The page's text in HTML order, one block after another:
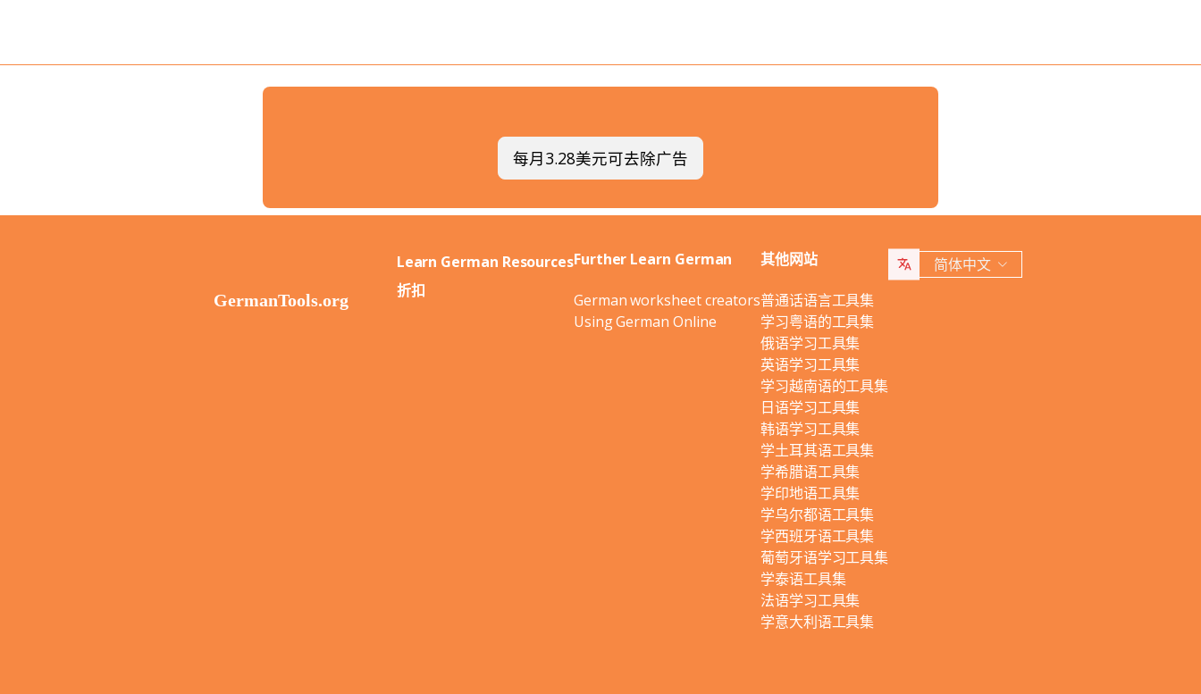
每月3.28美元可去除广告
Learn German Resources
折扣
Further Learn German
German worksheet creators
Using German Online
其他网站
普通话语言工具集
学习粤语的工具集
俄语学习工具集
英语学习工具集
学习越南语的工具集
日语学习工具集
韩语学习工具集
学土耳其语工具集
学希腊语工具集
学印地语工具集
学乌尔都语工具集
学西班牙语工具集
葡萄牙语学习工具集
学泰语工具集
法语学习工具集
学意大利语工具集
简体中文